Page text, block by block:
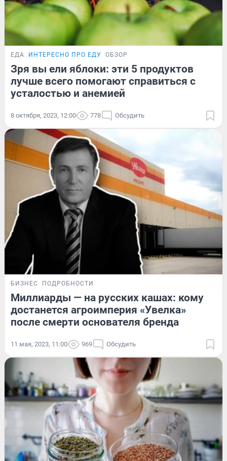
ЕДА ИНТЕРЕСНО ПРО ЕДУ ОБЗОР
Зря вы ели яблоки: эти 5 продуктов
лучше всего помогают справиться с
усталостью и анемией
8 октября, 2023, 12:00 778 Обсудить
БИЗНЕС ПОДРОБНОСТИ
Миллиарды — на русских кашах: кому
достанется агроимперия «Увелка»
после смерти основателя бренда
11 мая, 2023, 11:00 969 Обсудить